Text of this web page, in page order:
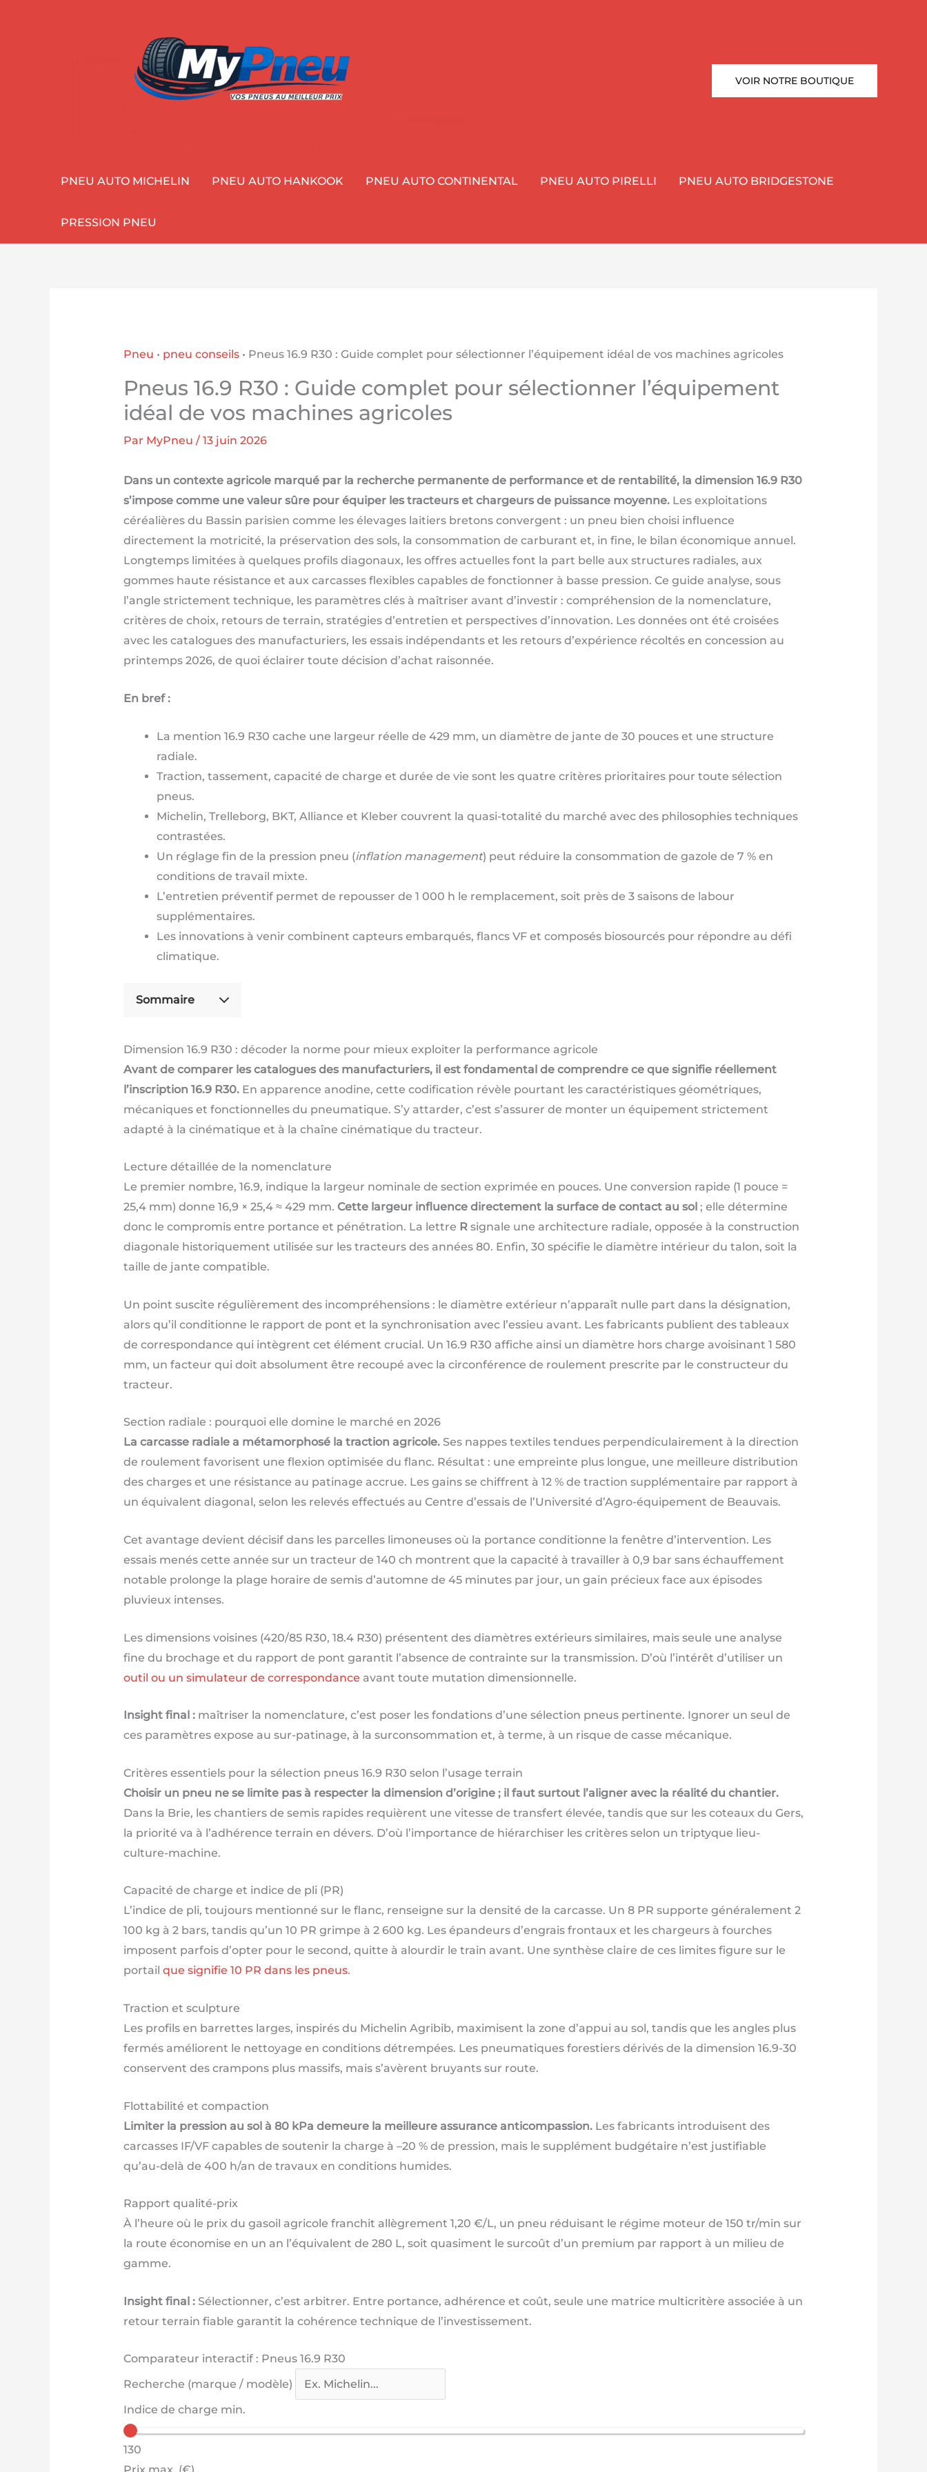
VOIR NOTRE BOUTIQUE
PNEU AUTO MICHELIN PNEU AUTO HANKOOK PNEU AUTO CONTINENTAL PNEU AUTO PIRELLI PNEU AUTO BRIDGESTONE
PRESSION PNEU
Pneu • pneu conseils• Pneus 16.9 R30 : Guide complet pour sélectionner l’équipement idéal de vos machines agricoles
Pneus 16.9 R30 : Guide complet pour sélectionner l’équipement
idéal de vos machines agricoles
Par MyPneu / 13 juin 2026
Dans un contexte agricole marqué par la recherche permanente de performance et de rentabilité, la dimension 16.9 R30
s’impose comme une valeur sûre pour équiper les tracteurs et chargeurs de puissance moyenne.Les exploitations
céréalières du Bassin parisien comme les élevages laitiers bretons convergent : un pneu bien choisi influence
directement la motricité, la préservation des sols, la consommation de carburant et, in fine, le bilan économique annuel.
Longtemps limitées à quelques profils diagonaux, les offres actuelles font la part belle aux structures radiales, aux
gommes haute résistance et aux carcasses flexibles capables de fonctionner à basse pression. Ce guide analyse, sous
l’angle strictement technique, les paramètres clés à maîtriser avant d’investir : compréhension de la nomenclature,
critères de choix, retours de terrain, stratégies d’entretien et perspectives d’innovation. Les données ont été croisées
avec les catalogues des manufacturiers, les essais indépendants et les retours d’expérience récoltés en concession au
printemps 2026, de quoi éclairer toute décision d’achat raisonnée.
En bref :
La mention 16.9 R30 cache une largeur réelle de 429 mm, un diamètre de jante de 30 pouces et une structure
radiale.
Traction, tassement, capacité de charge et durée de vie sont les quatre critères prioritaires pour toute sélection
pneus.
Michelin, Trelleborg, BKT, Alliance et Kleber couvrent la quasi-totalité du marché avec des philosophies techniques
contrastées.
Un réglage fin de la pression pneu (inflation management) peut réduire la consommation de gazole de 7 % en
conditions de travail mixte.
L’entretien préventif permet de repousser de 1 000 h le remplacement, soit près de 3 saisons de labour
supplémentaires.
Les innovations à venir combinent capteurs embarqués, flancs VF et composés biosourcés pour répondre au défi
climatique.
Sommaire
Dimension 16.9 R30 : décoder la norme pour mieux exploiter la performance agricole
Avant de comparer les catalogues des manufacturiers, il est fondamental de comprendre ce que signifie réellement
l’inscription 16.9 R30.En apparence anodine, cette codification révèle pourtant les caractéristiques géométriques,
mécaniques et fonctionnelles du pneumatique. S’y attarder, c’est s’assurer de monter un équipement strictement
adapté à la cinématique et à la chaîne cinématique du tracteur.
Lecture détaillée de la nomenclature
Le premier nombre, 16.9, indique la largeur nominale de section exprimée en pouces. Une conversion rapide (1 pouce =
25,4 mm) donne 16,9 × 25,4 ≈ 429 mm. Cette largeur influence directement la surface de contact au sol ; elle détermine
donc le compromis entre portance et pénétration. La lettre Rsignale une architecture radiale, opposée à la construction
diagonale historiquement utilisée sur les tracteurs des années 80. Enfin, 30 spécifie le diamètre intérieur du talon, soit la
taille de jante compatible.
Un point suscite régulièrement des incompréhensions : le diamètre extérieur n’apparaît nulle part dans la désignation,
alors qu’il conditionne le rapport de pont et la synchronisation avec l’essieu avant. Les fabricants publient des tableaux
de correspondance qui intègrent cet élément crucial. Un 16.9 R30 affiche ainsi un diamètre hors charge avoisinant 1 580
mm, un facteur qui doit absolument être recoupé avec la circonférence de roulement prescrite par le constructeur du
tracteur.
Section radiale : pourquoi elle domine le marché en 2026
La carcasse radiale a métamorphosé la traction agricole.Ses nappes textiles tendues perpendiculairement à la direction
de roulement favorisent une flexion optimisée du flanc. Résultat : une empreinte plus longue, une meilleure distribution
des charges et une résistance au patinage accrue. Les gains se chiffrent à 12 % de traction supplémentaire par rapport à
un équivalent diagonal, selon les relevés effectués au Centre d’essais de l’Université d’Agro-équipement de Beauvais.
Cet avantage devient décisif dans les parcelles limoneuses où la portance conditionne la fenêtre d’intervention. Les
essais menés cette année sur un tracteur de 140 ch montrent que la capacité à travailler à 0,9 bar sans échauffement
notable prolonge la plage horaire de semis d’automne de 45 minutes par jour, un gain précieux face aux épisodes
pluvieux intenses.
Les dimensions voisines (420/85 R30, 18.4 R30) présentent des diamètres extérieurs similaires, mais seule une analyse
fine du brochage et du rapport de pont garantit l’absence de contrainte sur la transmission. D’où l’intérêt d’utiliser un
outil ou un simulateur de correspondance avant toute mutation dimensionnelle.
Insight final :maîtriser la nomenclature, c’est poser les fondations d’une sélection pneus pertinente. Ignorer un seul de
ces paramètres expose au sur-patinage, à la surconsommation et, à terme, à un risque de casse mécanique.
Critères essentiels pour la sélection pneus 16.9 R30 selon l’usage terrain
Choisir un pneu ne se limite pas à respecter la dimension d’origine ; il faut surtout l’aligner avec la réalité du chantier.
Dans la Brie, les chantiers de semis rapides requièrent une vitesse de transfert élevée, tandis que sur les coteaux du Gers,
la priorité va à l’adhérence terrain en dévers. D’où l’importance de hiérarchiser les critères selon un triptyque lieu-
culture-machine.
Capacité de charge et indice de pli (PR)
L’indice de pli, toujours mentionné sur le flanc, renseigne sur la densité de la carcasse. Un 8 PR supporte généralement 2
100 kg à 2 bars, tandis qu’un 10 PR grimpe à 2 600 kg. Les épandeurs d’engrais frontaux et les chargeurs à fourches
imposent parfois d’opter pour le second, quitte à alourdir le train avant. Une synthèse claire de ces limites figure sur le
portail que signifie 10 PR dans les pneus.
Traction et sculpture
Les profils en barrettes larges, inspirés du Michelin Agribib, maximisent la zone d’appui au sol, tandis que les angles plus
fermés améliorent le nettoyage en conditions détrempées. Les pneumatiques forestiers dérivés de la dimension 16.9-30
conservent des crampons plus massifs, mais s’avèrent bruyants sur route.
Flottabilité et compaction
Limiter la pression au sol à 80 kPa demeure la meilleure assurance anticompassion.Les fabricants introduisent des
carcasses IF/VF capables de soutenir la charge à –20 % de pression, mais le supplément budgétaire n’est justifiable
qu’au-delà de 400 h/an de travaux en conditions humides.
Rapport qualité-prix
À l’heure où le prix du gasoil agricole franchit allègrement 1,20 €/L, un pneu réduisant le régime moteur de 150 tr/min sur
la route économise en un an l’équivalent de 280 L, soit quasiment le surcoût d’un premium par rapport à un milieu de
gamme.
Insight final :Sélectionner, c’est arbitrer. Entre portance, adhérence et coût, seule une matrice multicritère associée à un
retour terrain fiable garantit la cohérence technique de l’investissement.
Comparateur interactif : Pneus 16.9 R30
Recherche (marque / modèle)
Indice de charge min.
130